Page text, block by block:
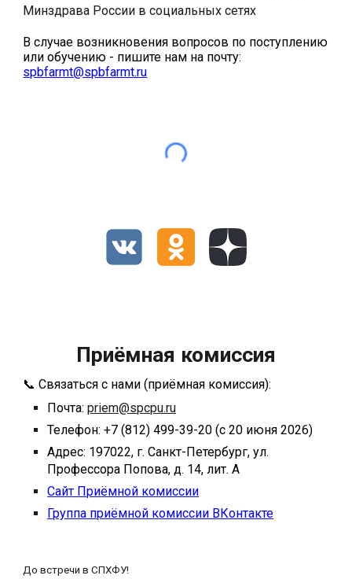
Минздрава России в социальных сетях
В случае возникновения вопросов по поступлению
или обучению - пишите нам на почту:
spbfarmt@spbfarmt.ru
Приёмная комиссия
📞 Связаться с нами (приёмная комиссия):
Почта:priem@spcpu.ru
Телефон: +7 (812) 499-39-20 (с 20 июня 2026)
Адрес: 197022, г. Санкт-Петербург, ул.
Профессора Попова, д. 14, лит. А
Сайт Приёмной комиссии
Группа приёмной комиссии ВКонтакте
До встречи в СПХФУ!